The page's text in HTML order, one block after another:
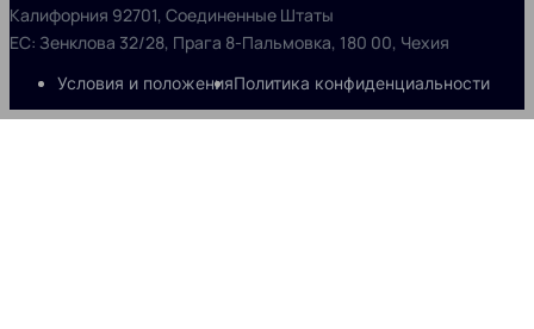
Калифорния 92701, Соединенные Штаты
ЕС: Зенклова 32/28, Прага 8-Пальмовка, 180 00, Чехия
Условия и положенияПолитика конфиденциальности